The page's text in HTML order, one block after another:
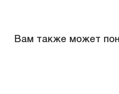
Вам также может